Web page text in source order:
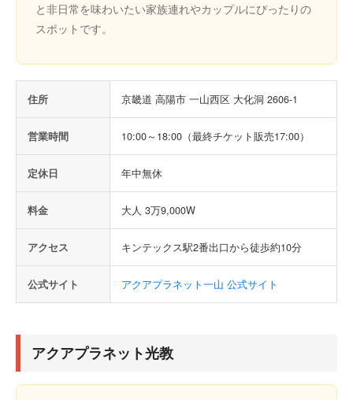
と非日常を味わいたい家族連れやカップルにぴったりの
スポットです。
住所 京畿道 高陽市 一山西区 大化洞 2606-1
営業時間 10:00～18:00（最終チケット販売17:00）
定休日 年中無休
料金 大人 3万9,000W
アクセス キンテックス駅2番出口から徒歩約10分
公式サイト アクアプラネット一山 公式サイト
アクアプラネット光教